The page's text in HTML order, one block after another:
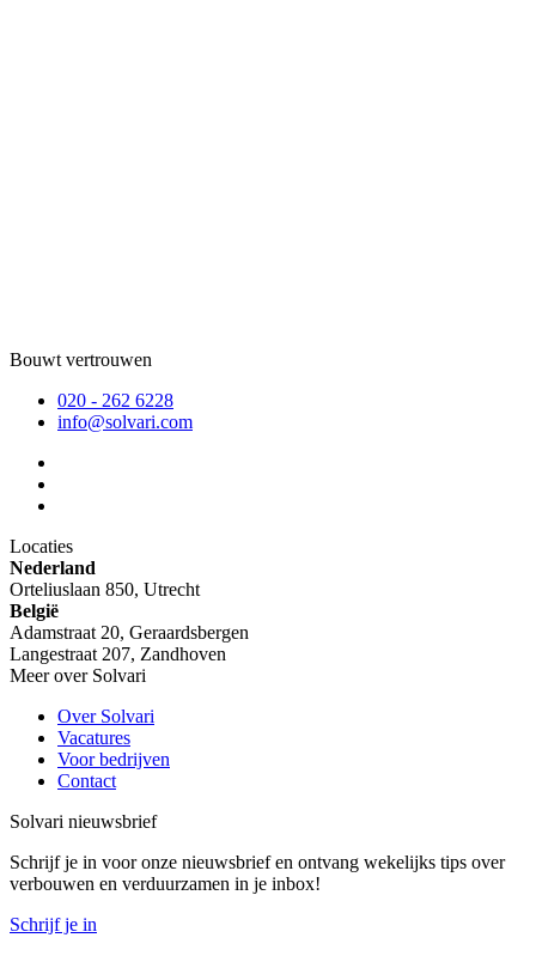
Bouwt vertrouwen
020 - 262 6228
info@solvari.com
Locaties
Nederland
Orteliuslaan 850, Utrecht
België
Adamstraat 20, Geraardsbergen
Langestraat 207, Zandhoven
Meer over Solvari
Over Solvari
Vacatures
Voor bedrijven
Contact
Solvari nieuwsbrief
Schrijf je in voor onze nieuwsbrief en ontvang wekelijks tips over
verbouwen en verduurzamen in je inbox!
Schrijf je in